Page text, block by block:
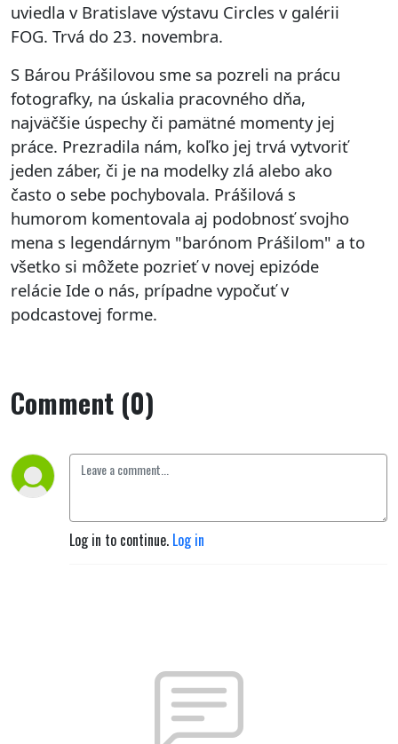
uviedla v Bratislave výstavu Circles v galérii
FOG. Trvá do 23. novembra.
S Bárou Prášilovou sme sa pozreli na prácu
fotografky, na úskalia pracovného dňa,
najväčšie úspechy či pamätné momenty jej
práce. Prezradila nám, koľko jej trvá vytvoriť
jeden záber, či je na modelky zlá alebo ako
často o sebe pochybovala. Prášilová s
humorom komentovala aj podobnosť svojho
mena s legendárnym "barónom Prášilom" a to
všetko si môžete pozrieť v novej epizóde
relácie Ide o nás, prípadne vypočuť v
podcastovej forme.
Comment (0)
Log in to continue. Log in